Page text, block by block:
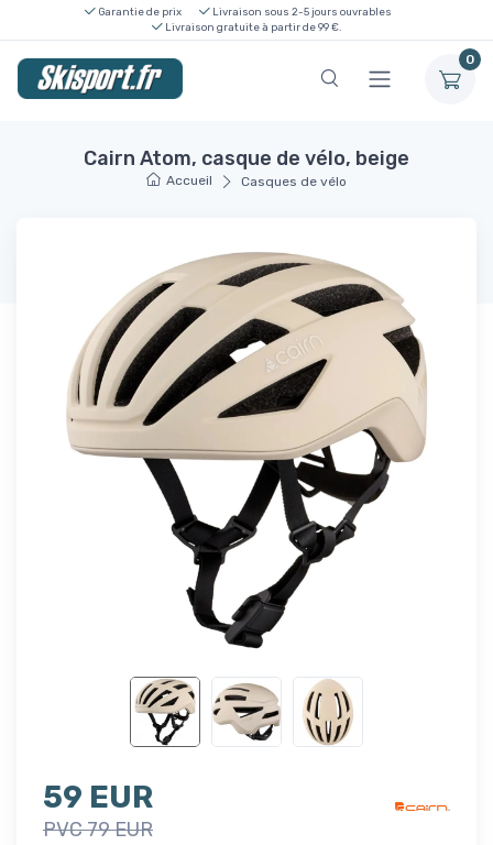
Garantie de prix
Livraison sous 2-5 jours ouvrables
Livraison gratuite à partir de 99 €.
0
Cairn Atom, casque de vélo, beige
Accueil Casques de vélo
59 EUR
PVC 79 EUR